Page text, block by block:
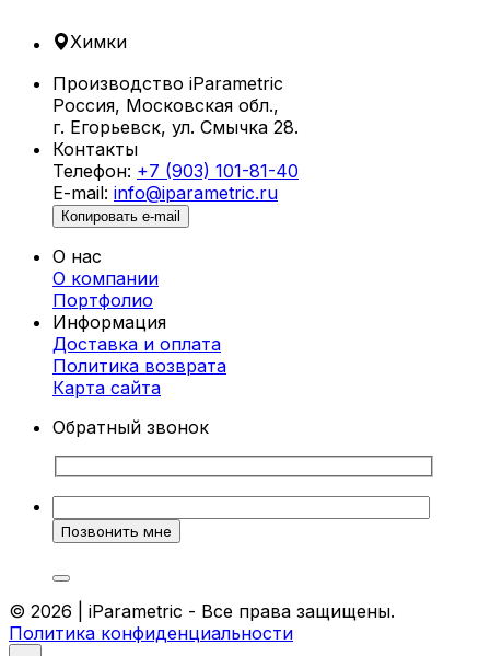
Химки
Производство iParametric
Россия, Московская обл.,
г. Егорьевск, ул. Смычка 28.
Контакты
Телефон: +7 (903) 101-81-40
E-mail: info@iparametric.ru
Копировать e-mail
О нас
О компании
Портфолио
Информация
Доставка и оплата
Политика возврата
Карта cайта
Обратный звонок
© 2026 | iParametric - Все права защищены.
Политика конфиденциальности